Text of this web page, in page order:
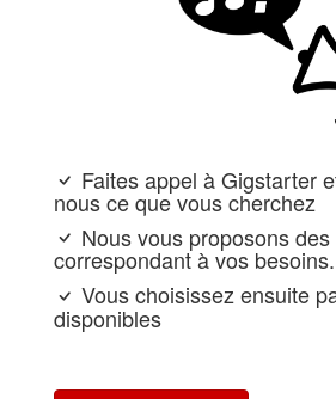
Faites appel à Gigstarter
nous ce que vous cherchez
Nous vous proposons
correspondant à vos besoins.
Vous choisissez ensuite
disponibles